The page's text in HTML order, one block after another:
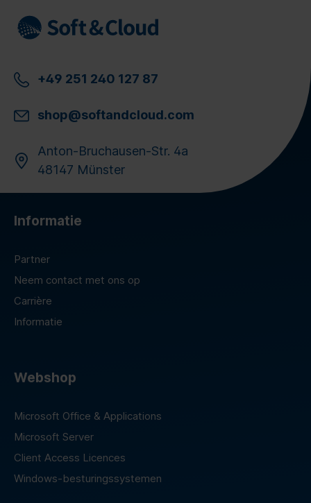
+49 251 240 127 87
shop@softandcloud.com
Anton-Bruchausen-Str. 4a
48147 Münster
Informatie
Partner
Neem contact met ons op
Carrière
Informatie
Webshop
Microsoft Office & Applications
Microsoft Server
Client Access Licences
Windows-besturingssystemen